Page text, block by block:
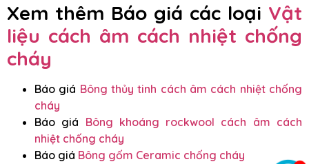
Xem thêm Báo giá các loại Vật
liệu cách âm cách nhiệt chống
cháy
Báo giá Bông thủy tinh cách âm cách nhiệt chống
cháy
Báo giá Bông khoáng rockwool cách âm cách
nhiệt chống cháy
Báo giá Bông gốm Ceramic chống cháy